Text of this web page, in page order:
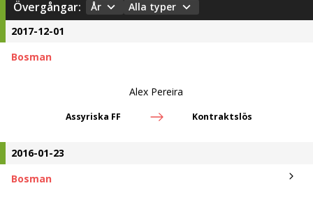
Övergångar: År
Alla typer
2017-12-01
Bosman
Alex Pereira
Assyriska FF Kontraktslös
2016-01-23
Bosman